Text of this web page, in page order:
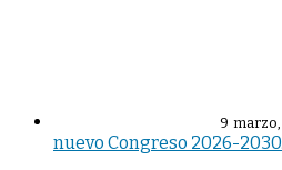
9
nuevo Congreso 2026-2030.